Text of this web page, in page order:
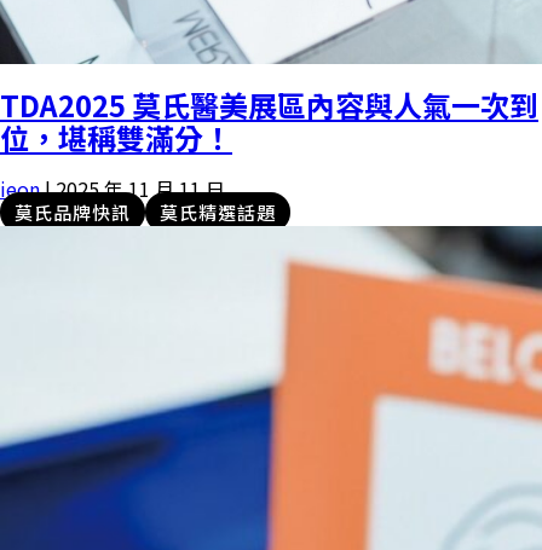
TDA2025 莫氏醫美展區內容與人氣一次到
位，堪稱雙滿分！
ieon|2025 年 11 月 11 日
莫氏品牌快訊 莫氏精選話題